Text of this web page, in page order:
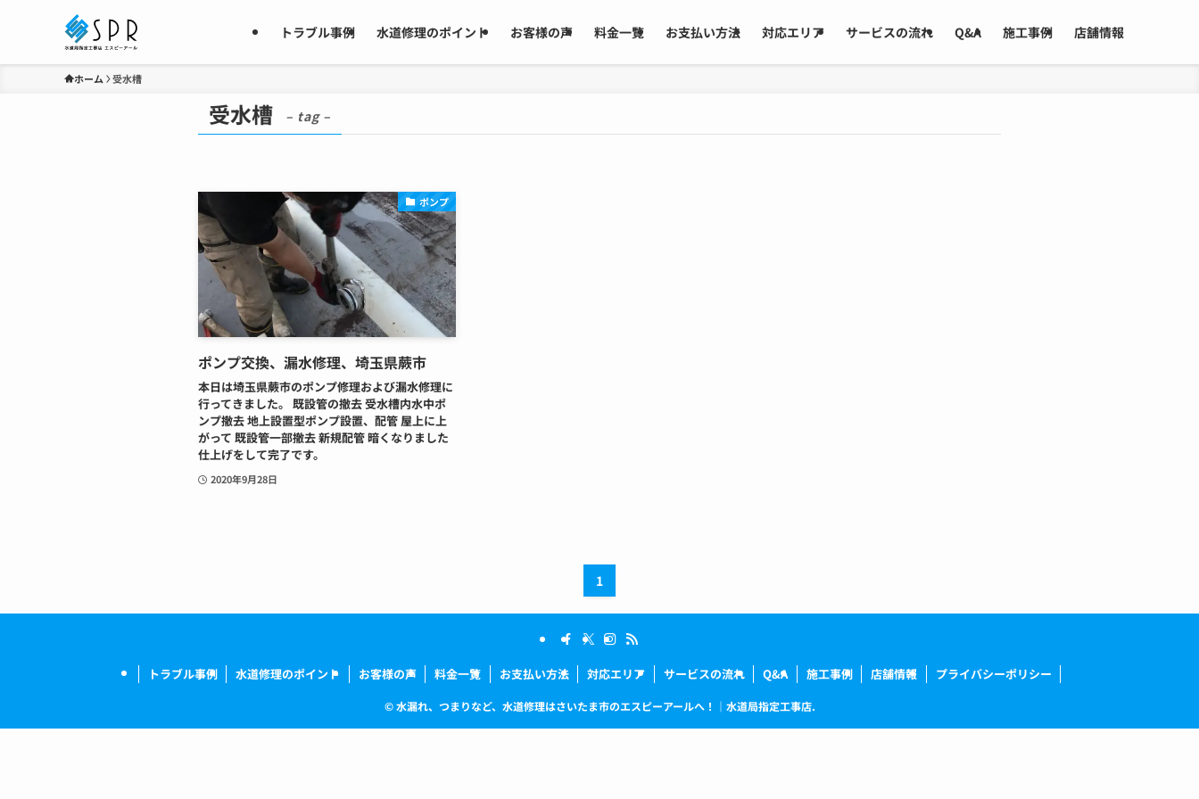
トラブル事例 水道修理のポイント お客様の声 料金一覧 お支払い方法 対応エリア サービスの流れ Q&A 施工事例 店舗情報
ホーム 受水槽
受水槽 – tag –
ポンプ
ポンプ交換、漏水修理、埼玉県蕨市
本日は埼玉県蕨市のポンプ修理および漏水修理に
行ってきました。 既設管の撤去 受水槽内水中ポ
ンプ撤去 地上設置型ポンプ設置、配管 屋上に上
がって 既設管一部撤去 新規配管 暗くなりました
仕上げをして完了です。
2020年9月28日
1
トラブル事例 水道修理のポイント お客様の声 料金一覧 お支払い方法 対応エリア サービスの流れ Q&A 施工事例 店舗情報 プライバシーポリシー
©水漏れ、つまりなど、水道修理はさいたま市のエスピーアールへ！｜水道局指定工事店.